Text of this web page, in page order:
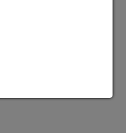
Tag noch müde und